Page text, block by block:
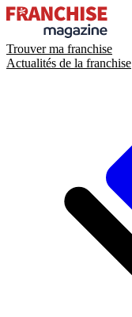
Trouver ma franchise
Actualités de la franchise